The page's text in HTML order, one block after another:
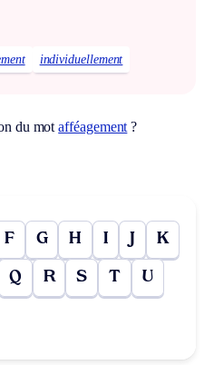
individuellement
du motafféagement ?
F G H I J K
Q R S T U